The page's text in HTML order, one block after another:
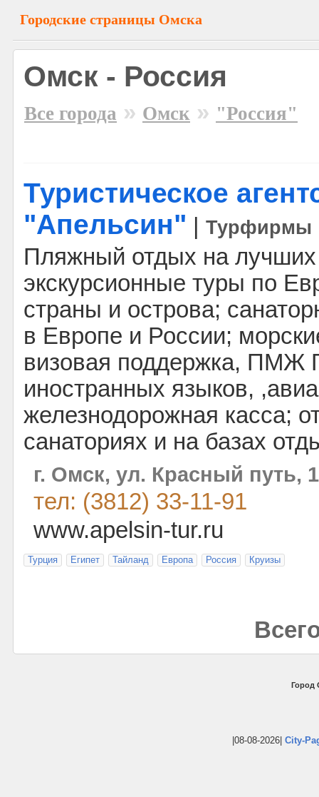
Городские страницы Омска
Омск - Россия
Все города » Омск » "Россия"
Туристическое
"Апельсин"
Турфирмы
Пляжный отдых на лучших
экскурсионные туры по
страны и острова;
в Европе и России;
визовая поддержка, ПМЖ
иностранных языков,
железнодорожная касса;
санаториях и на базах
г. Омск, ул. Красный путь,
тел: (3812) 33-11-91
www.apelsin-tur.ru
Турция Египет Тайланд Европа Россия Круизы
Город
|08-08-2026| City-